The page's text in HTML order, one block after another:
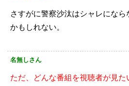
さすがに警察沙汰はシャレになら
かもしれない。
名無しさん
ただ、どんな番組を視聴者が見た